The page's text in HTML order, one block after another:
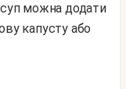
можна додати
капусту або